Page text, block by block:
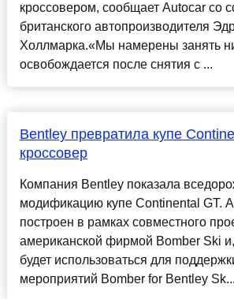
кроссовером, сообщает Autocar со
британского автопроизводителя
Холлмарка.«Мы намерены занять
освобождается после снятия с ...
Bentley превратила купе
кроссовер
Компания Bentley показала
модификацию купе Continental GT.
построен в рамках совместного
американской фирмой Bomber Ski и,
будет использоваться для
мероприятий Bomber for Bentley Sk...